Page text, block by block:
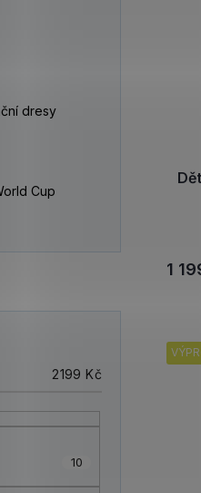
dresy
Cup
2199 Kč
10
1